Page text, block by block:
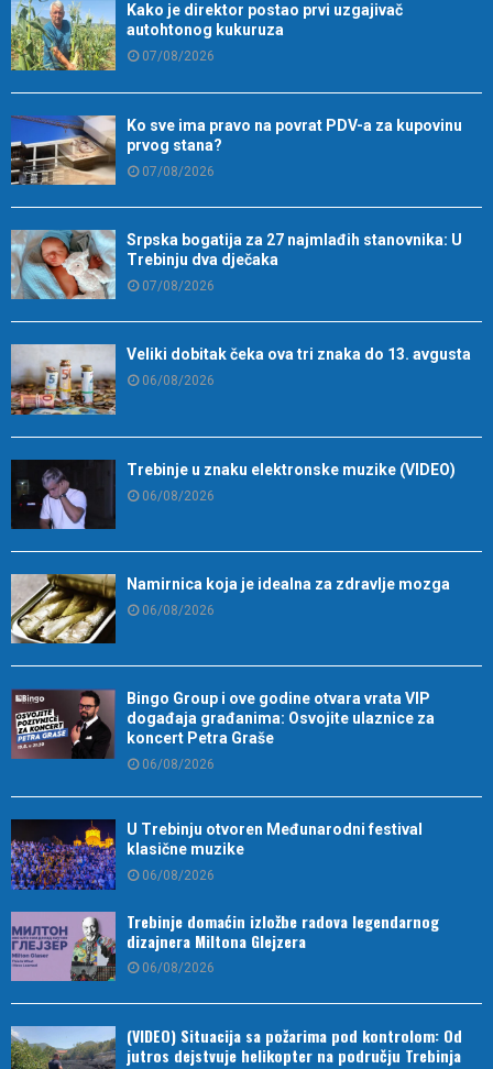
Kako je direktor postao prvi uzgajivač
autohtonog kukuruza
07/08/2026
Ko sve ima pravo na povrat PDV-a za kupovinu
prvog stana?
07/08/2026
Srpska bogatija za 27 najmlađih stanovnika: U
Trebinju dva dječaka
07/08/2026
Veliki dobitak čeka ova tri znaka do 13. avgusta
06/08/2026
Trebinje u znaku elektronske muzike (VIDEO)
06/08/2026
Namirnica koja je idealna za zdravlje mozga
06/08/2026
Bingo Group i ove godine otvara vrata VIP
događaja građanima: Osvojite ulaznice za
koncert Petra Graše
06/08/2026
U Trebinju otvoren Međunarodni festival
klasične muzike
06/08/2026
Trebinje domaćin izložbe radova legendarnog
dizajnera Miltona Glejzera
06/08/2026
(VIDEO) Situacija sa požarima pod kontrolom: Od
jutros dejstvuje helikopter na području Trebinja